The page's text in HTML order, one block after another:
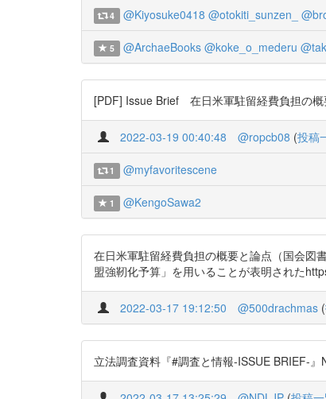
4 @Kiyosuke0418 @otokiti_sunzen_
5 @ArchaeBooks @koke_o_mederu
[PDF] Issue Brief 在日米軍駐留経費負担の
2022-03-19 00:40:48 @ropcb08 (投稿
1 @myfavoritescene
1 @KengoSawa2
在日米軍駐留経費負担の概要と論点（国会図
盟強靭化予算」を用いることが表明された
2022-03-17 19:12:50 @500drachmas (
立法調査資料『#調査と情報-ISSUE BRIEF-